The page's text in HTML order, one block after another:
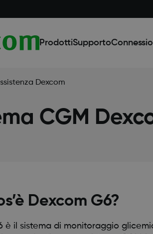
ProdottiSupporto
Dexcom
CGM
Dexcom G6?
è il sistema di monitoraggio